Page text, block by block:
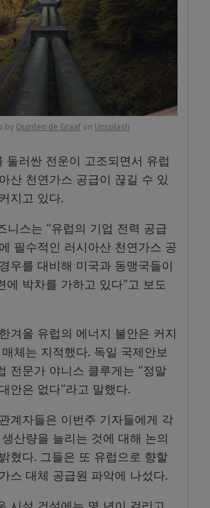
by Quinten de Graaf on Unsplash
둘러싼 전운이 고조되면서 유럽
산 천연가스 공급이 끊길 수 있
지고 있다.
니스는 “유럽의 기업 전력 공급
필수적인 러시아산 천연가스 공
우를 대비해 미국과 동맹국들이
에 박차를 가하고 있다”고 보도
겨울 유럽의 에너지 불안은 커지
체는 지적했다. 독일 국제안보
전문가 야니스 클루게는 “정말
안은 없다”라고 말했다.
계자들은 이번주 기자들에게 각
산량을 늘리는 것에 대해 논의
혔다. 그들은 또 유럽으로 향할
스 대체 공급원 파악에 나섰다.